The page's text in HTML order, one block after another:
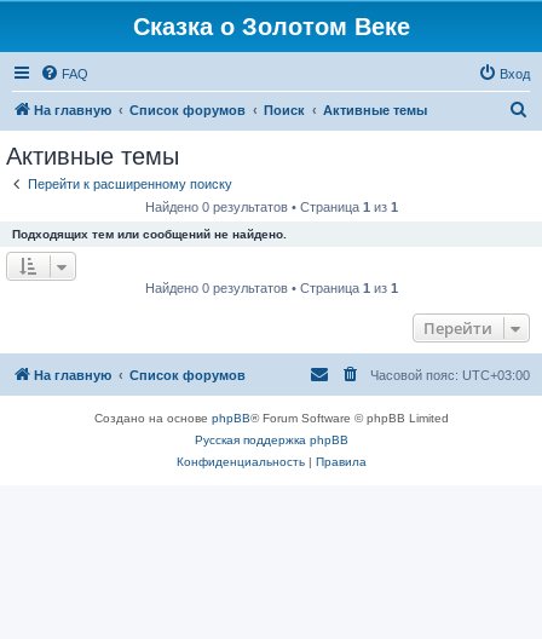
Сказка о Золотом Веке
FAQ Вход
На главную Список форумов Поиск Активные темы
Активные темы
Перейти к расширенному поиску
Найдено 0 результатов • Страница 1 из 1
Подходящих тем или сообщений не найдено.
Найдено 0 результатов • Страница 1 из 1
Перейти
На главную Список форумов Часовой пояс: UTC+03:00
Создано на основе phpBB® Forum Software © phpBB Limited
Русская поддержка phpBB
Конфиденциальность| Правила